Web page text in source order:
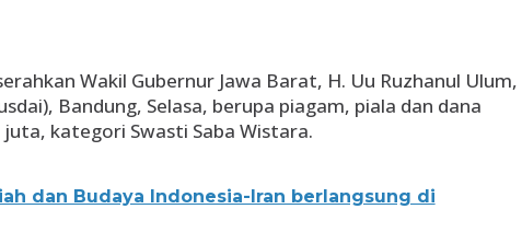
Wakil Gubernur Jawa Barat, H. Uu Ruzhanul Ulum,
Bandung, Selasa, berupa piagam, piala dan dana
kategori Swasti Saba Wistara.
dan Budaya Indonesia-Iran berlangsung di